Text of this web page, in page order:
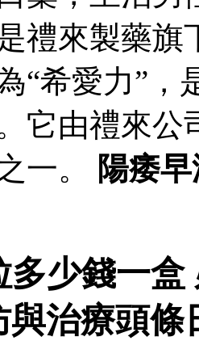
禮來製藥旗
“希愛力”，
它由禮來
一。
陽痿
多少錢一
與治療頭條